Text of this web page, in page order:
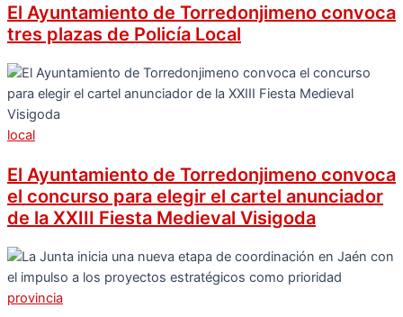
El Ayuntamiento de Torredonjimeno convoca
tres plazas de Policía Local
local
El Ayuntamiento de Torredonjimeno convoca
el concurso para elegir el cartel anunciador
de la XXIII Fiesta Medieval Visigoda
provincia